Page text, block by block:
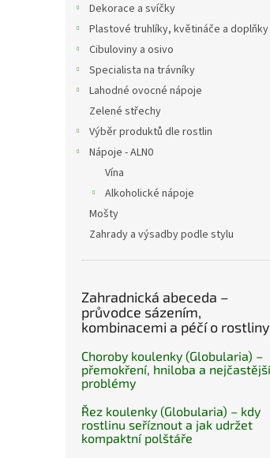
Dekorace a svíčky
Plastové truhlíky, květináče a doplňky
Cibuloviny a osivo
Specialista na trávníky
Lahodné ovocné nápoje
Zelené střechy
Výběr produktů dle rostlin
Nápoje - ALN0
Vína
Alkoholické nápoje
Mošty
Zahrady a výsadby podle stylu
Zahradnická abeceda –
průvodce sázením,
kombinacemi a péčí o rostliny
Choroby koulenky (Globularia) –
přemokření, hniloba a nejčastější
problémy
Řez koulenky (Globularia) – kdy
rostlinu seříznout a jak udržet
kompaktní polštáře